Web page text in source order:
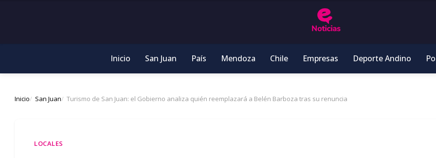
Inicio San Juan País Mendoza Chile Empresas Deporte Andino
Inicio San Juan Turismo de San Juan: el Gobierno analiza quién reemplazará a Belén Barboza tras su renuncia
LOCALES